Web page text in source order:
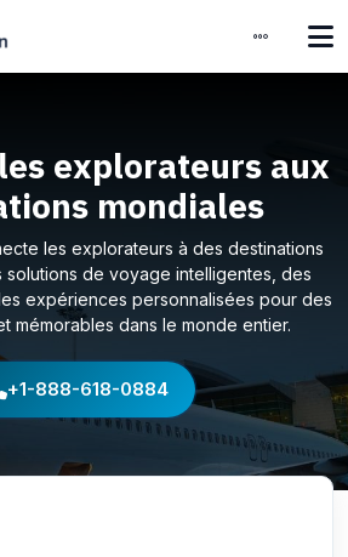
explorateurs aux
mondiales
les explorateurs à des destinations
solutions de voyage intelligentes, des
expériences personnalisées pour des
mémorables dans le monde entier.
+1-888-618-0884